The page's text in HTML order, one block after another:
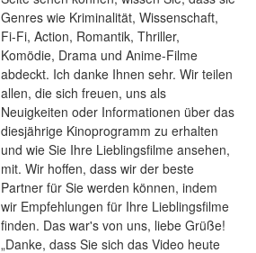
Genres wie Kriminalität, Wissenschaft,
Fi-Fi, Action, Romantik, Thriller,
Komödie, Drama und Anime-Filme
abdeckt. Ich danke Ihnen sehr. Wir teilen
allen, die sich freuen, uns als
Neuigkeiten oder Informationen über das
diesjährige Kinoprogramm zu erhalten
und wie Sie Ihre Lieblingsfilme ansehen,
mit. Wir hoffen, dass wir der beste
Partner für Sie werden können, indem
wir Empfehlungen für Ihre Lieblingsfilme
finden. Das war's von uns, liebe Grüße!
„Danke, dass Sie sich das Video heute